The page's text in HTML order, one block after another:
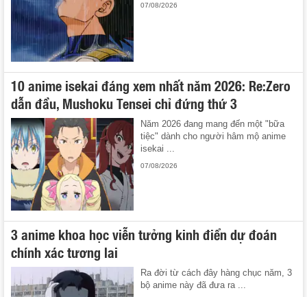
07/08/2026
10 anime isekai đáng xem nhất năm 2026: Re:Zero
dẫn đầu, Mushoku Tensei chỉ đứng thứ 3
Năm 2026 đang mang đến một "bữa
tiệc" dành cho người hâm mộ anime
isekai ...
07/08/2026
3 anime khoa học viễn tưởng kinh điển dự đoán
chính xác tương lai
Ra đời từ cách đây hàng chục năm, 3
bộ anime này đã đưa ra ...